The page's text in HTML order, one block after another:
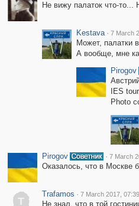
Не вижу палаток что-то...
Kestava · 7 March
Может, палатки
А вообще, мне
Pirogov
IES
Photo
Pirogov
· 7 March
Оказалось, что в Москве
T
Trafamos · 7 March 2017, 07:39
Не знал, что в той